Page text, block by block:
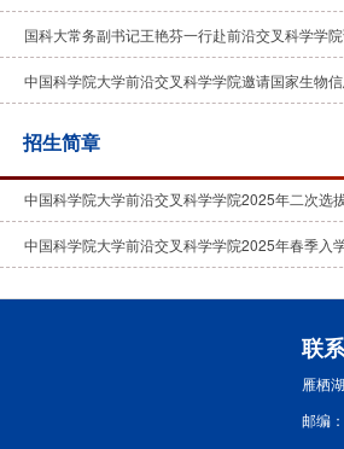
国科大常务副书记王艳芬一行赴前沿交叉科学学
招生简章
中国科学院大学前沿交叉科学学院2025年二次选
联
雁栖
邮编